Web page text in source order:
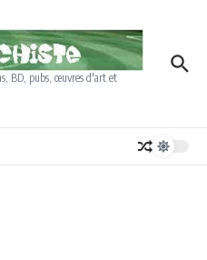
BD, pubs, œuvres d'art et